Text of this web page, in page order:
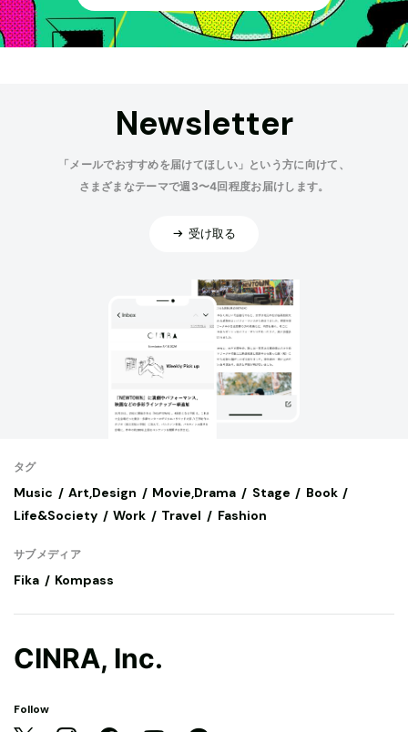
Newsletter
「メールでおすすめを届けてほしい」という方に向けて、
さまざまなテーマで週3〜4回程度お届けします。
受け取る
タグ
Music Art,Design Movie,Drama Stage
Book
Life&Society
Work Travel Fashion
サブメディア
Fika Kompass
CINRA, Inc.
Follow